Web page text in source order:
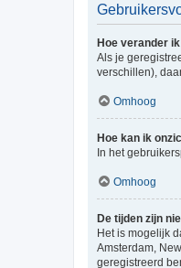
Hoe verander
Als je
verschillen),
Omhoog
Hoe kan ik
In het
Omhoog
De tijden zijn
Het is mogelijk
Amsterdam,
geregistreerd